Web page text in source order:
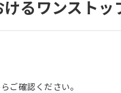
るワンストッ
ご確認ください。